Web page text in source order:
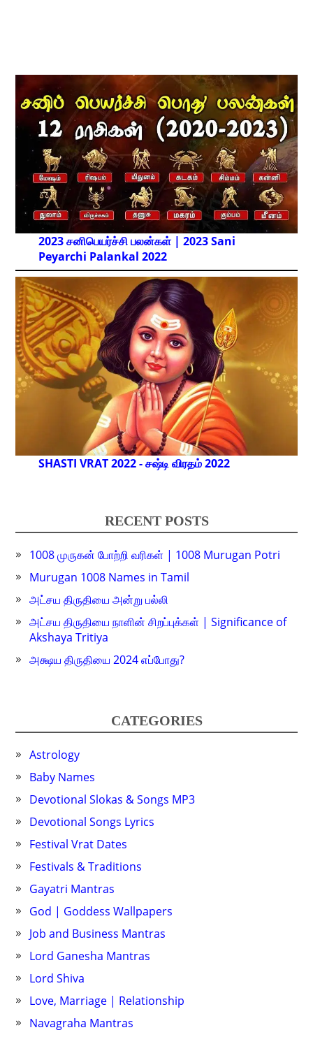
2023 சனிபெயர்ச்சி பலன்கள் | 2023 Sani
Peyarchi Palankal 2022
SHASTI VRAT 2022 - சஷ்டி விரதம் 2022
RECENT POSTS
1008 முருகன் போற்றி வரிகள் | 1008 Murugan Potri
Murugan 1008 Names in Tamil
அட்சய திருதியை அன்று பல்லி
அட்சய திருதியை நாளின் சிறப்புக்கள் | Significance of
Akshaya Tritiya
அக்ஷய திருதியை 2024 எப்போது?
CATEGORIES
Astrology
Baby Names
Devotional Slokas & Songs MP3
Devotional Songs Lyrics
Festival Vrat Dates
Festivals & Traditions
Gayatri Mantras
God | Goddess Wallpapers
Job and Business Mantras
Lord Ganesha Mantras
Lord Shiva
Love, Marriage | Relationship
Navagraha Mantras